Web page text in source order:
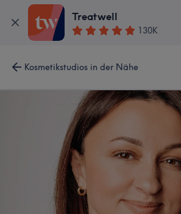
Treatwell
130K
Kosmetikstudios in der Nähe